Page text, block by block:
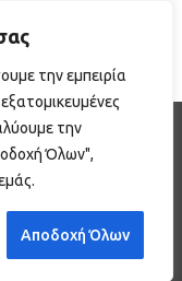
την εμπειρία
την
Όλων",
Αποδοχή Όλων
GROUP